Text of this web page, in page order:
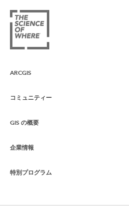
ARCGIS
ArcGIS の概要
マッピング
コミュニティー
Esri Community
ArcGIS ブログ
GIS の概要
GIS とは
ロケーション インテリジェンス
トレーニング
企業情報
Esri について
特別プログラム